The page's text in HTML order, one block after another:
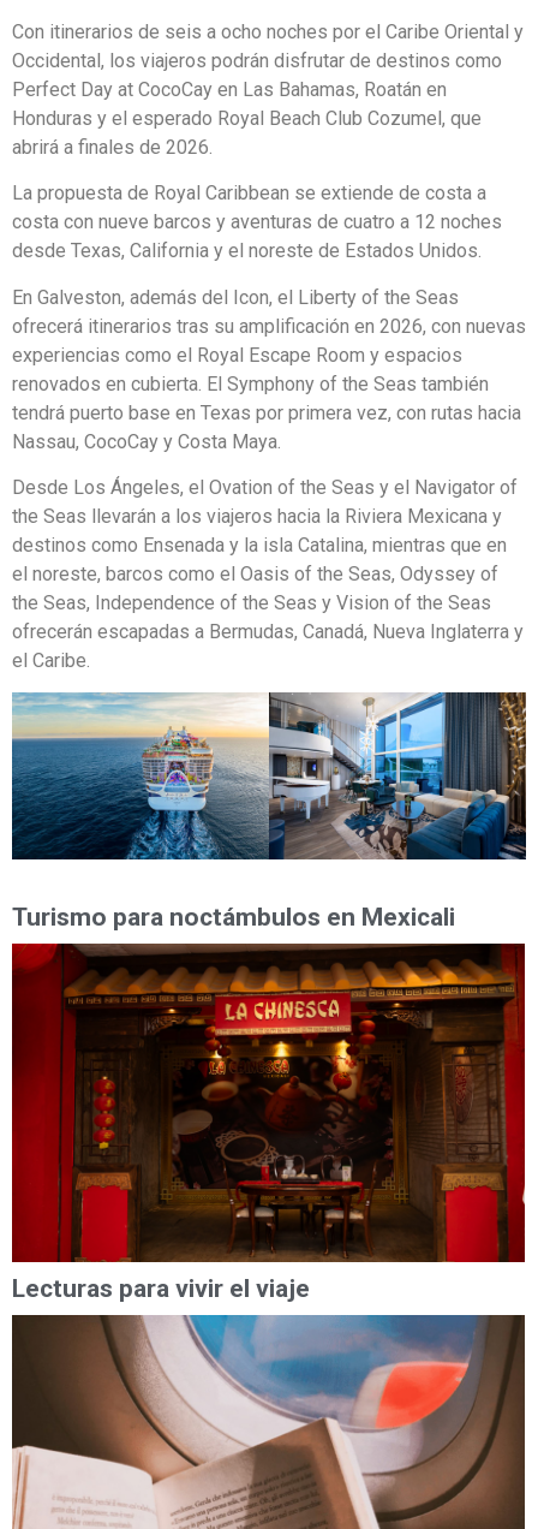
Con itinerarios de seis a ocho noches por el Caribe Oriental y
Occidental, los viajeros podrán disfrutar de destinos como
Perfect Day at CocoCay en Las Bahamas, Roatán en
Honduras y el esperado Royal Beach Club Cozumel, que
abrirá a finales de 2026.
La propuesta de Royal Caribbean se extiende de costa a
costa con nueve barcos y aventuras de cuatro a 12 noches
desde Texas, California y el noreste de Estados Unidos.
En Galveston, además del Icon, el Liberty of the Seas
ofrecerá itinerarios tras su amplificación en 2026, con nuevas
experiencias como el Royal Escape Room y espacios
renovados en cubierta. El Symphony of the Seas también
tendrá puerto base en Texas por primera vez, con rutas hacia
Nassau, CocoCay y Costa Maya.
Desde Los Ángeles, el Ovation of the Seas y el Navigator of
the Seas llevarán a los viajeros hacia la Riviera Mexicana y
destinos como Ensenada y la isla Catalina, mientras que en
el noreste, barcos como el Oasis of the Seas, Odyssey of
the Seas, Independence of the Seas y Vision of the Seas
ofrecerán escapadas a Bermudas, Canadá, Nueva Inglaterra y
el Caribe.
Turismo para noctámbulos en Mexicali
Lecturas para vivir el viaje